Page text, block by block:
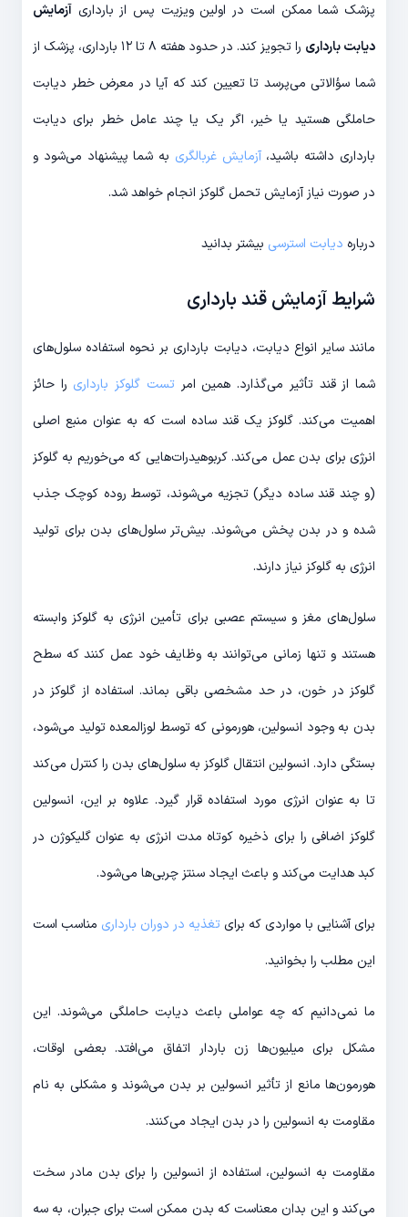
پزشک شما ممکن است در اولین ویزیت پس از بارداری آزمایش
دیابت بارداری
را تجویز کند. در حدود هفته ۸ تا ۱۲ بارداری، پزشک از
شما سؤالاتی می‌پرسد تا تعیین کند که آیا در معرض خطر دیابت
حاملگی هستید یا خیر، اگر یک یا چند عامل خطر برای دیابت
بارداری داشته باشید،آزمایش غربالگری به شما پیشنهاد می‌شود و
در صورت نیاز آزمایش تحمل گلوکز انجام خواهد شد.
درباره دیابت استرسی بیشتر بدانید
شرایط آزمایش قند بارداری
مانند سایر انواع دیابت، دیابت بارداری بر نحوه استفاده سلول‌های
شما از قند تأثیر می‌گذارد. همین امرتست گلوکز بارداری را حائز
اهمیت می‌کند. گلوکز یک قند ساده است که به عنوان منبع اصلی
انرژی برای بدن عمل می‌کند. کربوهیدرات‌هایی که می‌خوریم به گلوکز
(و چند قند ساده دیگر) تجزیه می‌شوند، توسط روده کوچک جذب
شده و در بدن پخش می‌شوند. بیش‌تر سلول‌های بدن برای تولید
انرژی به گلوکز نیاز دارند.
سلول‌های مغز و سیستم عصبی برای تأمین انرژی به گلوکز وابسته
هستند و تنها زمانی می‌توانند به وظایف خود عمل کنند که سطح
گلوکز در خون، در حد مشخصی باقی بماند. استفاده از گلوکز در
بدن به وجود انسولین، هورمونی که توسط لوزالمعده تولید می‌شود،
بستگی دارد. انسولین انتقال گلوکز به سلول‌های بدن را کنترل می‌کند
تا به عنوان انرژی مورد استفاده قرار گیرد. علاوه بر این، انسولین
گلوکز اضافی را برای ذخیره کوتاه مدت انرژی به عنوان گلیکوژن در
کبد هدایت می‌کند و باعث ایجاد سنتز چربی‌ها می‌شود.
برای آشنایی با مواردی که برایتغذیه در دوران بارداری مناسب است
این مطلب را بخوانید.
ما نمی‌دانیم که چه عواملی باعث دیابت حاملگی می‌شوند. این
مشکل برای میلیون‌ها زن باردار اتفاق می‌افتد. بعضی اوقات،
هورمون‌ها مانع از تأثیر انسولین بر بدن می‌شوند و مشکلی به نام
مقاومت به انسولین را در بدن ایجاد می‌کنند.
مقاومت به انسولین، استفاده از انسولین را برای بدن مادر سخت
می‌کند و این بدان معناست که بدن ممکن است برای جبران، به سه